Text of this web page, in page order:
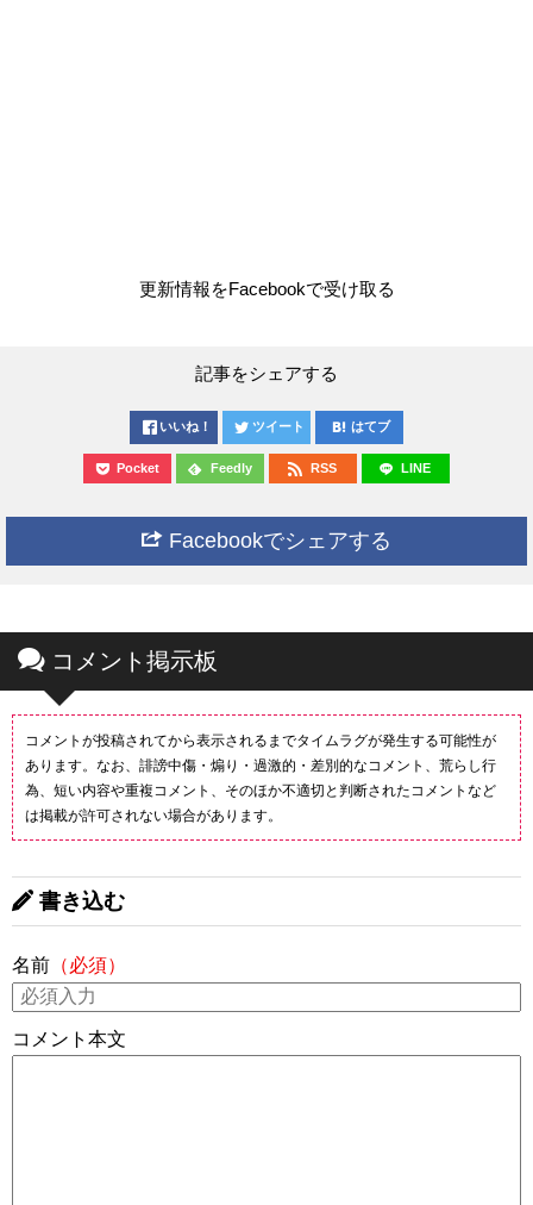
更新情報をFacebookで受け取る
記事をシェアする
いいね！ ツイート はてブ
Pocket Feedly RSS LINE
Facebookでシェアする
コメント掲示板
コメントが投稿されてから表示されるまでタイムラグが発生する可能性が
あります。なお、誹謗中傷・煽り・過激的・差別的なコメント、荒らし行
為、短い内容や重複コメント、そのほか不適切と判断されたコメントなど
は掲載が許可されない場合があります。
書き込む
名前 （必須）
コメント本文